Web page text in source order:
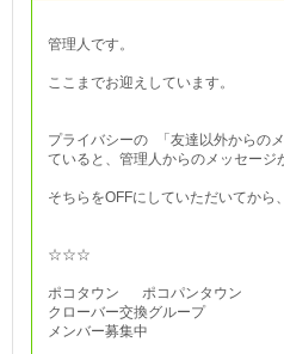
管理人です。
ここまでお迎えしています。
プライバシーの 「友達以外からの
ていると、管理人からのメッセー
そちらをOFFにしていただいてから
☆☆☆
ポコタウン ポコパンタウン
クローバー交換グループ
メンバー募集中